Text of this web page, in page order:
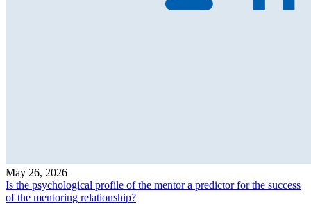
May 26, 2026
Is the psychological profile of the mentor a predictor for the success
of the mentoring relationship?